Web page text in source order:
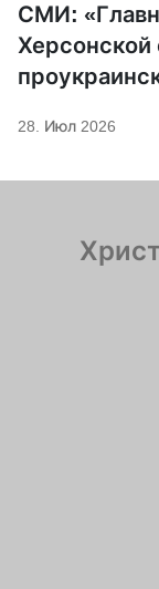
СМИ:
Херсонской
28. Июл 2026